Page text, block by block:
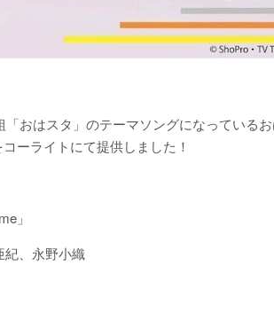
おはスタ」のテーマソングになっている
ーライトにて提供しました！
」
紀、永野小織